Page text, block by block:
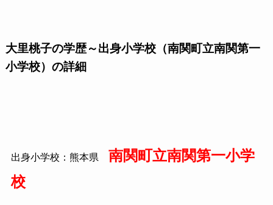
大里桃子の学歴～出身小学校（南関町立南関第一
小学校）の詳細
出身小学校：熊本県 南関町立南関第一小学
校